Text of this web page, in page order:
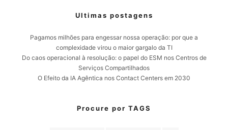
Ultimas postagens
Pagamos milhões para engessar nossa operação: por que a
complexidade virou o maior gargalo da TI
Do caos operacional à resolução: o papel do ESM nos Centros de
Serviços Compartilhados
O Efeito da IA Agêntica nos Contact Centers em 2030
Procure por TAGS